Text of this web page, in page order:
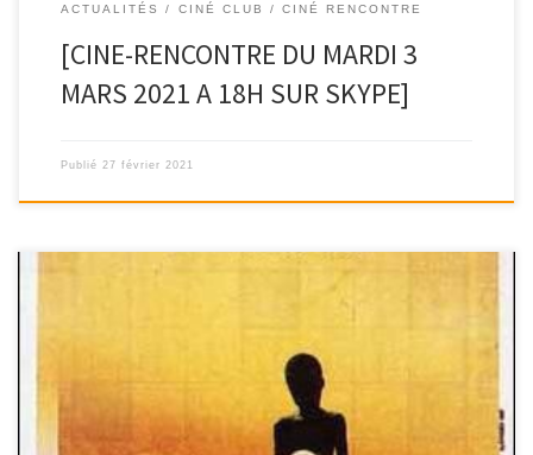
ACTUALITÉS CINÉ CLUB / CINÉ RENCONTRE
[CINE-RENCONTRE DU MARDI 3
MARS 2021 A 18H SUR SKYPE]
Publié 27 février 2021
Lundi 1 mars prochain, aura lieu un nouveau ciné-club pour
discuter du film « Yeelen » de Souleymane […]